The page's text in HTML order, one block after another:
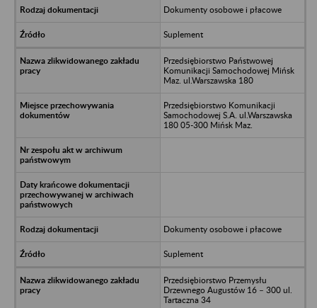
Dokumenty osobowe i płacowe
Suplement
Przedsiębiorstwo Państwowej
Komunikacji Samochodowej Mińsk
Maz. ul.Warszawska 180
Przedsiębiorstwo Komunikacji
Samochodowej S.A. ul.Warszawska
180 05-300 Mińsk Maz.
Dokumenty osobowe i płacowe
Suplement
Przedsiębiorstwo Przemysłu
Drzewnego Augustów 16 – 300 ul.
Tartaczna 34